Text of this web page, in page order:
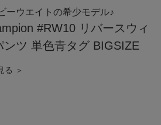
ーウエイトの希少モデル♪
#RW10 リバースウィ
ンツ 単色青タグ BIGSIZE
る ＞